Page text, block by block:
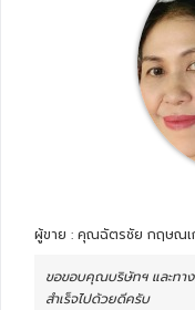
ผู้ขาย : คุณฉัตรชัย กฤษณเ
ขอขอบคุณบริษัทฯ และทาง
สำเร็จไปด้วยดีครับ